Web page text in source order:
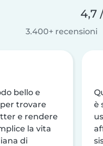
4,7
3.400+ recensioni
bello e
trovare
e rendere
la vita
di
è